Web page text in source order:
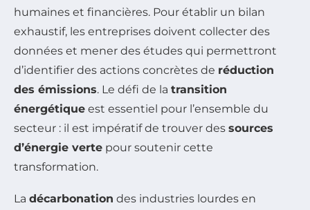
humaines et financières. Pour établir un bilan
exhaustif, les entreprises doivent collecter des
données et mener des études qui permettront
d’identifier des actions concrètes de réduction
des émissions. Le défi de la transition
énergétique est essentiel pour l’ensemble du
secteur : il est impératif de trouver des sources
d’énergie verte pour soutenir cette
transformation.
La décarbonation des industries lourdes en